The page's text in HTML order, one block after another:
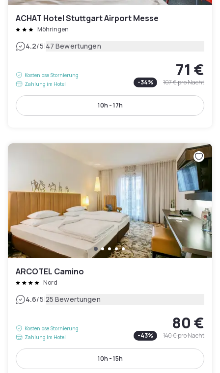
ACHAT Hotel Stuttgart Airport Messe
Möhringen
4.2/5|47 Bewertungen
Kostenlose Stornierung
Zahlung im Hotel
71 €
-34% 107 €pro Nacht
10h - 17h
ARCOTEL Camino
Nord
4.6/5|25 Bewertungen
Kostenlose Stornierung
Zahlung im Hotel
80 €
-43% 140 €pro Nacht
10h - 15h